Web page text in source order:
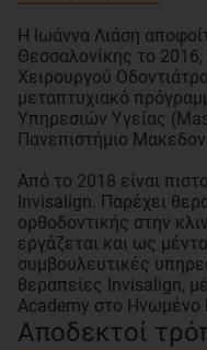
Η Ιωάννα Λιάση
Θεσσαλονίκης το
Χειρουργού
μεταπτυχιακό
Υπηρεσιών Υγείας
Πανεπιστήμιο
Από το 2018 είναι
Invisalign. Παρέχει
ορθοδοντικής στην
εργάζεται και ως
συμβουλευτικές
θεραπείες Invisalign,
Academy στο Ηνωμένο
Αποδεκτοί